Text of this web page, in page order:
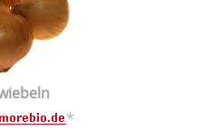
*